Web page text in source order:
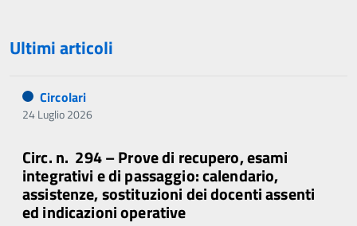
Ultimi articoli
Circolari
24 Luglio 2026
Circ. n. 294 – Prove di recupero, esami
integrativi e di passaggio: calendario,
assistenze, sostituzioni dei docenti assenti
ed indicazioni operative